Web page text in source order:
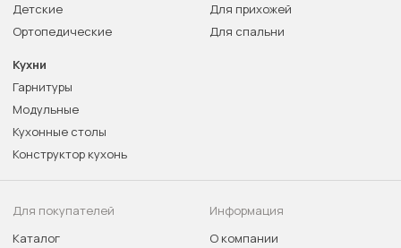
Детские
Ортопедические
Для прихожей
Для спальни
Кухни
Гарнитуры
Модульные
Кухонные столы
Конструктор кухонь
Для покупателей
Каталог
Информация
О компании